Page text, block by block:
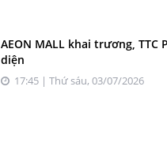
AEON MALL khai trương,
diện
17:45 | Thứ sáu, 03/07/2026